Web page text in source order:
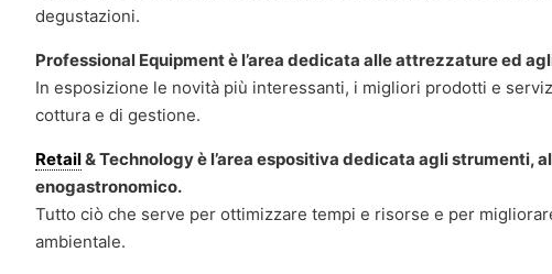
degustazioni.
Professional Equipment è l’area dedicata alle attrezzature ed
In esposizione le novità più interessanti, i migliori prodotti e
cottura e di gestione.
Retail& Technology è l’area espositiva dedicata agli strumenti,
enogastronomico.
Tutto ciò che serve per ottimizzare tempi e risorse e per
ambientale.